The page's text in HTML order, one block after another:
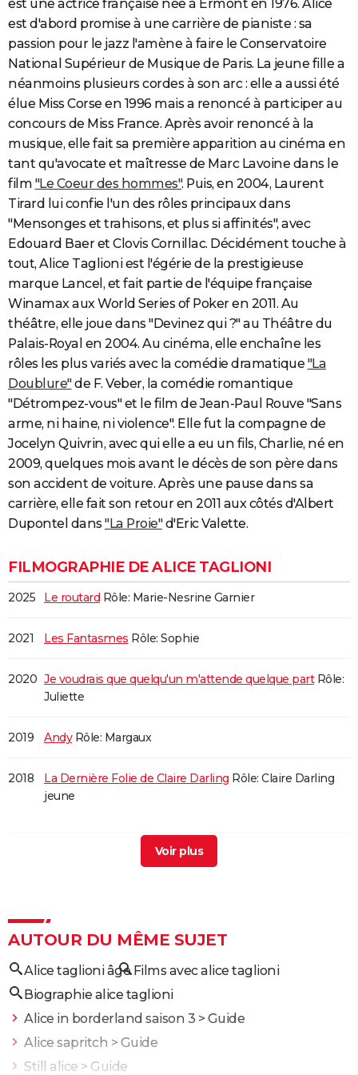
Destinations
City break
Voyage nature
Voyage de noces
Forum
PHOTO
GUIDES D'ACHAT
BONS PLANS
CARTE DE VOEUX
Carte de Noël
Carte Bonne année
Carte Saint-Valentin
Carte Pâques
Carte d'anniversaire
DICTIONNAIRE
Dictionnaire
Biographies
Citations
Expressions
Proverbes
PROGRAMME TV
S'inscrire
Se connecter
Lycées
Collèges
Primaires
Universités
Entreprises
Service militaire
Avis de recherche
AVIS DE DÉCÈS
FORUM
Bricolage
Lifestyle
Culture
Sport
Auto
Television
Voyage
Cinema
est une actrice française née à Ermont en 1976. Alice
est d'abord promise à une carrière de pianiste : sa
passion pour le jazz l'amène à faire le Conservatoire
National Supérieur de Musique de Paris. La jeune fille a
néanmoins plusieurs cordes à son arc : elle a aussi été
élue Miss Corse en 1996 mais a renoncé à participer au
concours de Miss France. Après avoir renoncé à la
musique, elle fait sa première apparition au cinéma en
tant qu'avocate et maîtresse de Marc Lavoine dans le
film "Le Coeur des hommes". Puis, en 2004, Laurent
Tirard lui confie l'un des rôles principaux dans
"Mensonges et trahisons, et plus si affinités", avec
Edouard Baer et Clovis Cornillac. Décidément touche à
tout, Alice Taglioni est l'égérie de la prestigieuse
marque Lancel, et fait partie de l'équipe française
Winamax aux World Series of Poker en 2011. Au
théâtre, elle joue dans "Devinez qui ?" au Théâtre du
Palais-Royal en 2004. Au cinéma, elle enchaîne les
rôles les plus variés avec la comédie dramatique "La
Doublure"de F. Veber, la comédie romantique
"Détrompez-vous" et le film de Jean-Paul Rouve "Sans
arme, ni haine, ni violence". Elle fut la compagne de
Jocelyn Quivrin, avec qui elle a eu un fils, Charlie, né en
2009, quelques mois avant le décès de son père dans
son accident de voiture. Après une pause dans sa
carrière, elle fait son retour en 2011 aux côtés d'Albert
Dupontel dans"La Proie"d'Eric Valette.
FILMOGRAPHIE DE ALICE TAGLIONI
2025 Le routard Rôle: Marie-Nesrine Garnier
2021 Les Fantasmes Rôle: Sophie
2020 Je voudrais que quelqu'un m'attende quelque part Rôle:
Juliette
2019 Andy Rôle: Margaux
2018 La Dernière Folie de Claire Darling Rôle: Claire Darling
jeune
Des Portoricains à Paris Rôle: Colette
2015 Premiers crus Rôle: Blanche Maubuisson
2014 Sous les jupes des fillesRôle: Marie
2014 On a marché sur Bangkok Rôle: Natacha Bison
AUTOUR DU MÊME SUJET
Alice taglioni âge Films avec alice taglioni
Biographie alice taglioni
Alice in borderland saison 3 > Guide
Alice sapritch > Guide
Still alice > Guide